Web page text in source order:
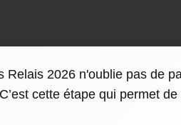
Relais 2026 n'oublie pas de
cette étape qui permet